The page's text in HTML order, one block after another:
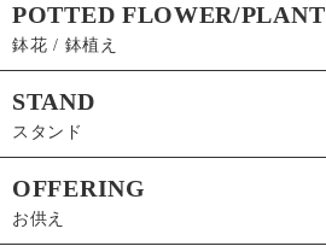
POTTED FLOWER/PLANT
鉢花 / 鉢植え
STAND
スタンド
OFFERING
お供え